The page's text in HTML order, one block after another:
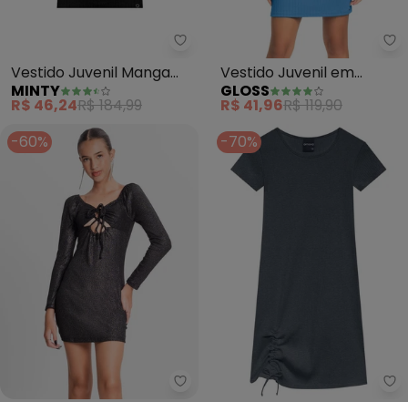
Minty - Vestido Juvenil Manga
Vestido Juvenil Manga
Longa em Ribana (Preto)
MINTY
R$ 46,24R$ 184,99
Vestido Juvenil em
Ribana Canelada (Azul)
GLOSS
R$ 41,96R$ 119,90
-60%
Minty - Vestido Juvenil em
-70%